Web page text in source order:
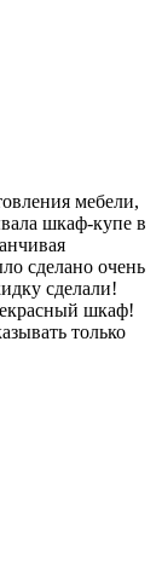
мебели,
шкаф-купе в
сделано очень
сделали!
шкаф!
только